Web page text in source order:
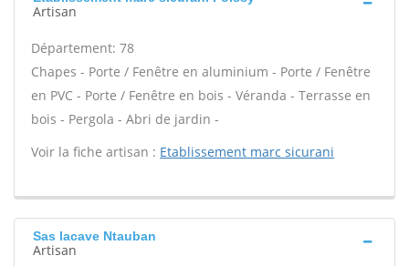
Artisan
Département: 78
Chapes - Porte / Fenêtre en aluminium - Porte / Fenêtre
en PVC - Porte / Fenêtre en bois - Véranda - Terrasse en
bois - Pergola - Abri de jardin -
Voir la fiche artisan : Etablissement marc sicurani
Sas lacave Ntauban
Artisan